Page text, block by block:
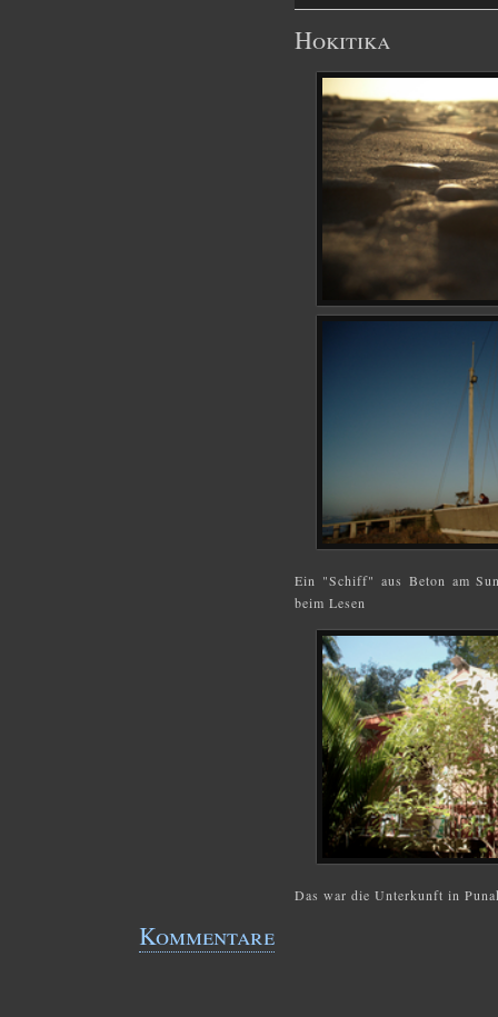
Hokitika
Ein "Schiff" aus Beton am
beim Lesen
Das war die Unterkunft in
Kommentare